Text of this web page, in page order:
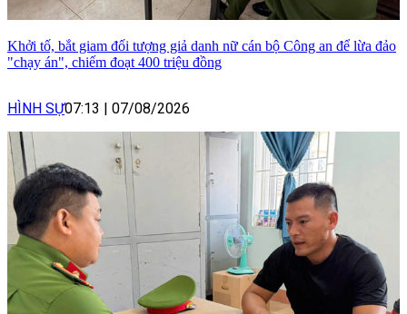
Khởi tố, bắt giam đối tượng giả danh nữ cán bộ Công an để lừa đảo
"chạy án", chiếm đoạt 400 triệu đồng
HÌNH SỰ07:13 | 07/08/2026